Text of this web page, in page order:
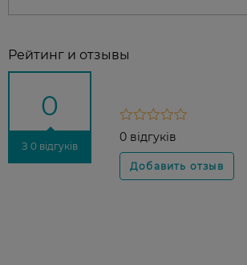
Рейтинг и отзывы
0
З 0 відгуків
0 відгуків